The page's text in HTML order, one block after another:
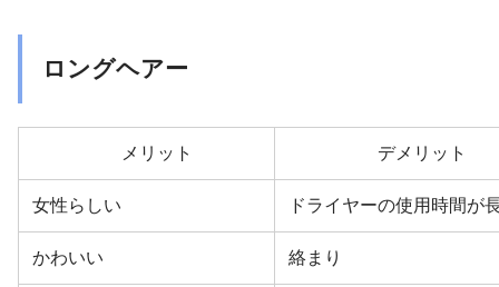
ロングヘアー
メリット デメリット
女性らしい ドライヤーの使用時間が
かわいい 絡まり